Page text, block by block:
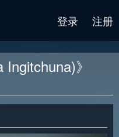
登录 注册
》